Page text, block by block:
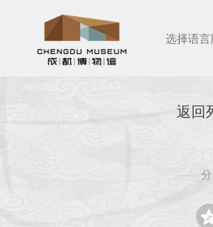
选择语言
返回
——